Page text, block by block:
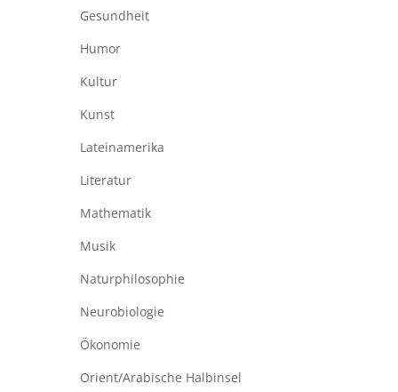
Gesundheit
Humor
Kultur
Kunst
Lateinamerika
Literatur
Mathematik
Musik
Naturphilosophie
Neurobiologie
Ökonomie
Orient/Arabische Halbinsel